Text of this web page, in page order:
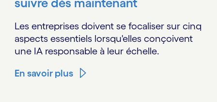
suivre dès maintenant
Les entreprises doivent se focaliser sur cinq
aspects essentiels lorsqu'elles conçoivent
une IA responsable à leur échelle.
En savoir plus